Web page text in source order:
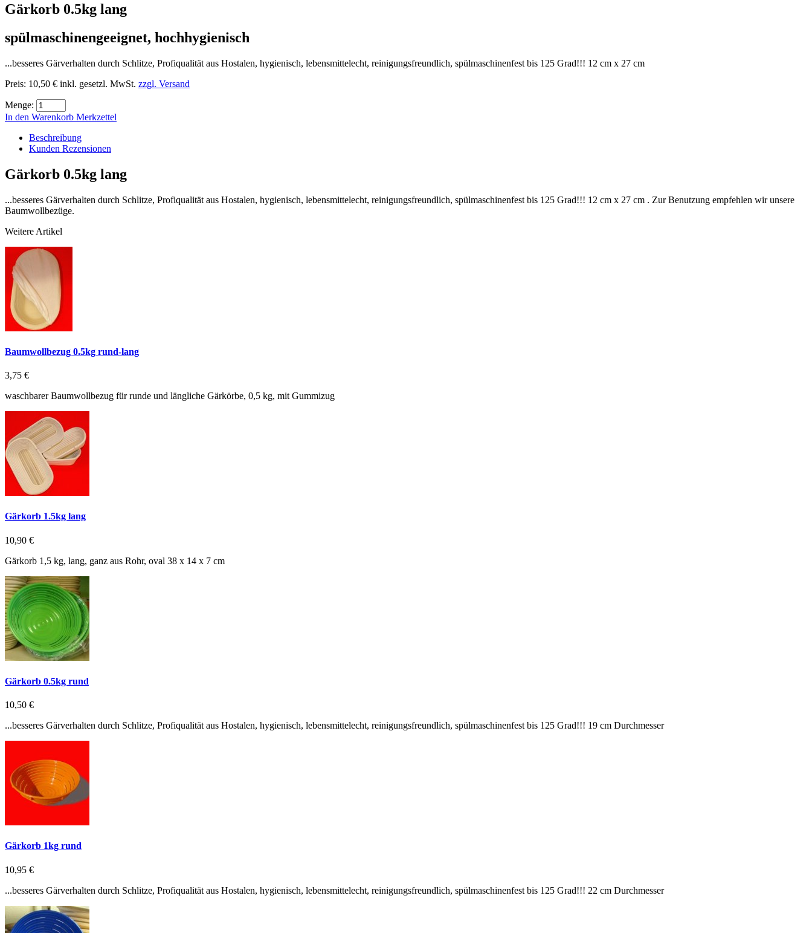
Gärkorb 0.5kg lang
spülmaschinengeeignet, hochhygienisch
...besseres Gärverhalten durch Schlitze, Profiqualität aus Hostalen, hygienisch, lebensmittelecht, reinigungsfreundlich, spülmaschinenfest bis 125 Grad!!! 12 cm x 27 cm
Preis: 10,50 € inkl. gesetzl. MwSt. zzgl. Versand
Menge:
In den Warenkorb Merkzettel
Beschreibung
Kunden Rezensionen
Gärkorb 0.5kg lang
...besseres Gärverhalten durch Schlitze, Profiqualität aus Hostalen, hygienisch, lebensmittelecht, reinigungsfreundlich, spülmaschinenfest bis 125 Grad!!! 12 cm x 27 cm . Zur Benutzung empfehlen wir unsere
Baumwollbezüge.
Weitere Artikel
Baumwollbezug 0.5kg rund-lang
3,75 €
waschbarer Baumwollbezug für runde und längliche Gärkörbe, 0,5 kg, mit Gummizug
Gärkorb 1.5kg lang
10,90 €
Gärkorb 1,5 kg, lang, ganz aus Rohr, oval 38 x 14 x 7 cm
Gärkorb 0.5kg rund
10,50 €
...besseres Gärverhalten durch Schlitze, Profiqualität aus Hostalen, hygienisch, lebensmittelecht, reinigungsfreundlich, spülmaschinenfest bis 125 Grad!!! 19 cm Durchmesser
Gärkorb 1kg rund
10,95 €
...besseres Gärverhalten durch Schlitze, Profiqualität aus Hostalen, hygienisch, lebensmittelecht, reinigungsfreundlich, spülmaschinenfest bis 125 Grad!!! 22 cm Durchmesser